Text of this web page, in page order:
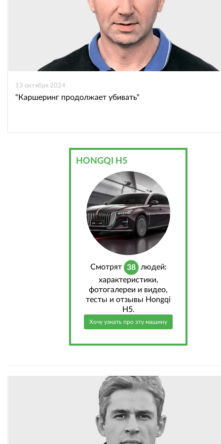
13 октября 2024
"Каршеринг продолжает убивать"
HONGQI H5
Cмотрят 38 людей:
характеристики,
фотогалереи и видео,
тесты и отзывы Hongqi
H5.
Хочу узнать про эту машину